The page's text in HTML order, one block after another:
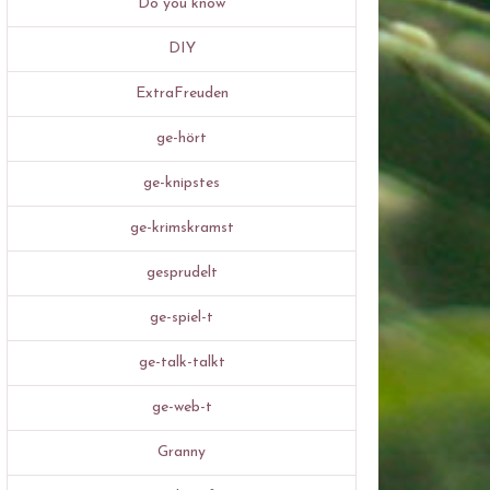
Do you know
DIY
ExtraFreuden
ge-hört
ge-knipstes
ge-krimskramst
gesprudelt
ge-spiel-t
ge-talk-talkt
ge-web-t
Granny